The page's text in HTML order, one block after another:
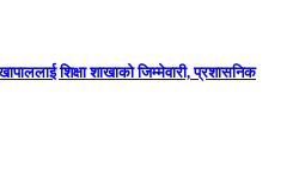
शिक्षा शाखाको जिम्मेवारी, प्रशासनिक